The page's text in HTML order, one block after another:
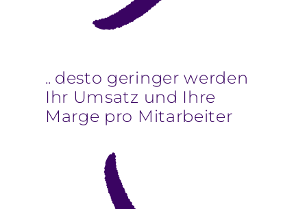
.. desto geringer werden
Ihr Umsatz und Ihre
Marge pro Mitarbeiter